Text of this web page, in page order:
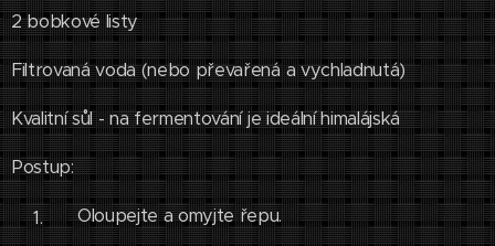
2 bobkové listy
Filtrovaná voda (nebo převařená a vychladnutá)
Kvalitní sůl - na fermentování je ideální himalájská
Postup:
Oloupejte a omyjte řepu.